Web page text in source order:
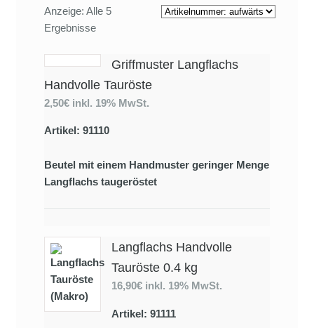
Anzeige: Alle 5
Ergebnisse
Griffmuster Langflachs
Handvolle Tauröste
2,50€ inkl. 19% MwSt.
Artikel: 91110
Beutel mit einem Handmuster geringer Menge
Langflachs taugeröstet
Langflachs Handvolle
Tauröste 0.4 kg
16,90€ inkl. 19% MwSt.
Artikel: 91111